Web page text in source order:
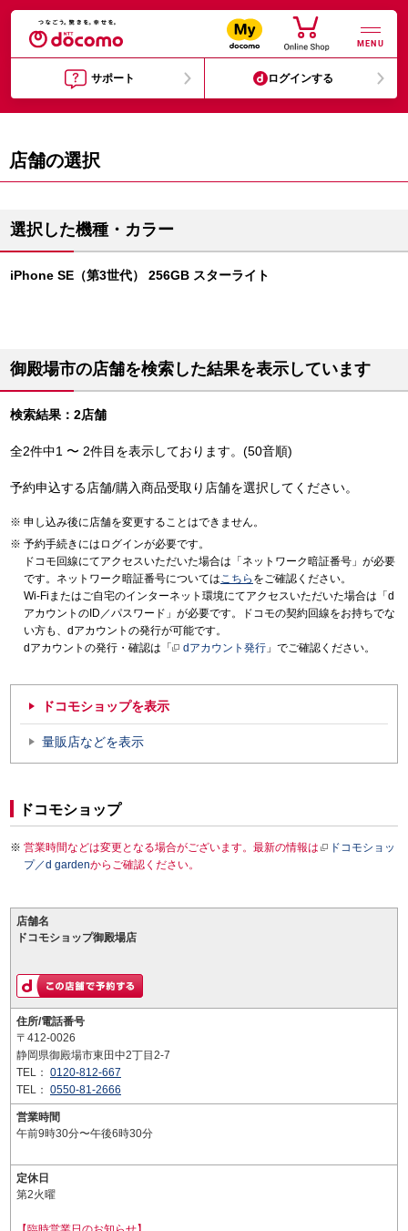
MENU
サポート ログインする
店舗の選択
選択した機種・カラー
iPhone SE（第3世代） 256GB スターライト
御殿場市の店舗を検索した結果を表示しています
検索結果：2店舗
全2件中1 〜 2件目を表示しております。(50音順)
予約申込する店舗/購入商品受取り店舗を選択してください。
申し込み後に店舗を変更することはできません。
予約手続きにはログインが必要です。
ドコモ回線にてアクセスいただいた場合は「ネットワーク暗証番号」が必要
です。ネットワーク暗証番号についてはこちら をご確認ください。
Wi-Fiまたはご自宅のインターネット環境にてアクセスいただいた場合は「d
アカウントのID／パスワード」が必要です。ドコモの契約回線をお持ちでな
い方も、dアカウントの発行が可能です。
dアカウントの発行・確認は「
dアカウント発行 」でご確認ください。
ドコモショップを表示
量販店などを表示
ドコモショップ
営業時間などは変更となる場合がございます。最新の情報は
ドコモショッ
プ／d gardenからご確認ください。
店舗名
ドコモショップ御殿場店
住所/電話番号
〒412-0026
静岡県御殿場市東田中2丁目2-7
TEL： 0120-812-667
TEL： 0550-81-2666
営業時間
午前9時30分〜午後6時30分
定休日
第2火曜